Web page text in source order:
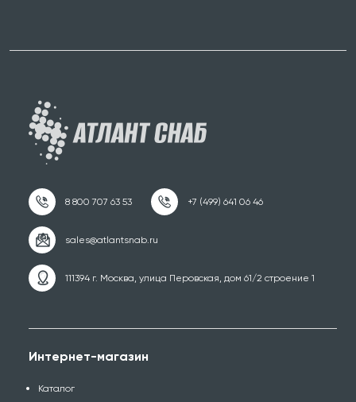
111394 г. Москва, улица Перовская, дом 61/2 строение 1
Интернет-магазин
Каталог